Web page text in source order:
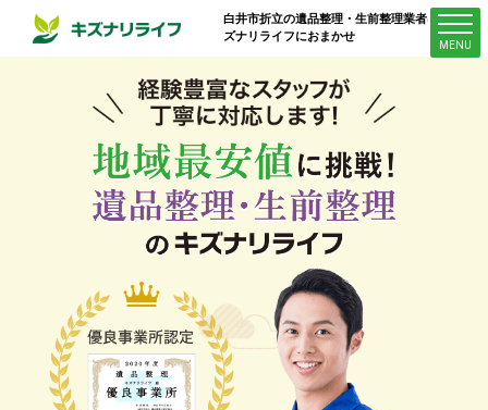
白井市折立の遺品整理・生前整理業者はキ
ズナリライフにおまかせ